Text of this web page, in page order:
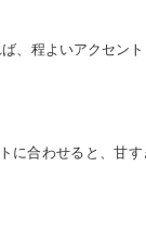
、程よいアクセン
に合わせると、甘